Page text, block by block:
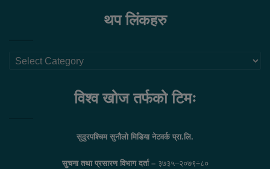
थप लिंकहरु
थप
विश्व खोज तर्फको टिमः
सुदुरपश्चिम सुनौलो मिडिया नेटवर्क प्रा.लि.
सुचना तथा प्रसारण विभाग दर्ता – ३७३५–२०७९÷८०